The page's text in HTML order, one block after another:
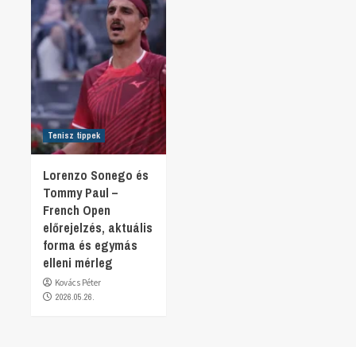
Tenisz tippek
Lorenzo Sonego és
Tommy Paul –
French Open
előrejelzés, aktuális
forma és egymás
elleni mérleg
Kovács Péter
2026.05.26.